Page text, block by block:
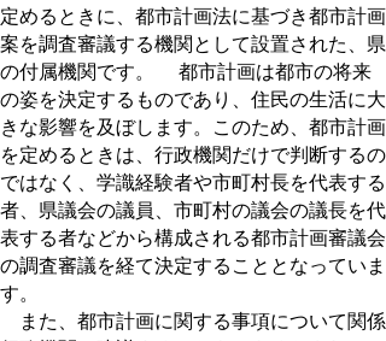
定めるときに、都市計画法に基づき都市計画
案を調査審議する機関として設置された、県
の付属機関です。 都市計画は都市の将来
の姿を決定するものであり、住民の生活に大
きな影響を及ぼします。このため、都市計画
を定めるときは、行政機関だけで判断するの
ではなく、学識経験者や市町村長を代表する
者、県議会の議員、市町村の議会の議長を代
表する者などから構成される都市計画審議会
の調査審議を経て決定することとなっていま
す。
また、都市計画に関する事項について関係